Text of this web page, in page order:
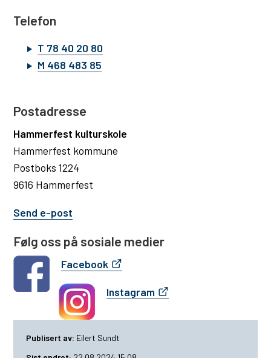
Telefon
T 78 40 20 80
M 468 483 85
Postadresse
Hammerfest kulturskole
Hammerfest kommune
Postboks 1224
9616 Hammerfest
Send e-post
Følg oss på sosiale medier
Facebook
Instagram
Publisert av Eilert Sundt